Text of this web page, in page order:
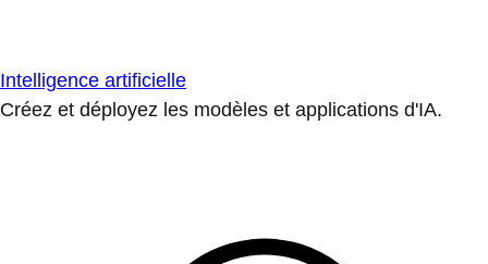
Intelligence artificielle
Créez et déployez les modèles et applications d'IA.